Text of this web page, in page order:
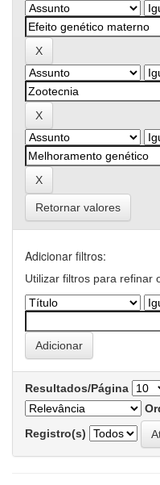
Retornar valores
Adicionar filtros:
Utilizar filtros para refinar
Resultados/Página
Registro(s)